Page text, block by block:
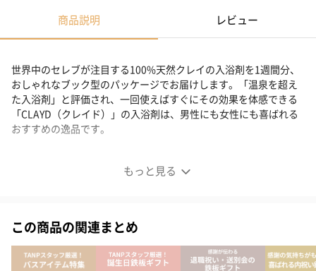
商品説明 レビュー
もっと見る
世界中のセレブが注目する100%天然クレイの入浴剤を1週間分、
おしゃれなブック型のパッケージでお届けします。「温泉を超え
た入浴剤」と評価され、一回使えばすぐにその効果を体感できる
「CLAYD（クレイド）」の入浴剤は、男性にも女性にも喜ばれる
おすすめの逸品です。
世界中で大注目！ "温泉を超えた"入浴剤
この商品の関連まとめ